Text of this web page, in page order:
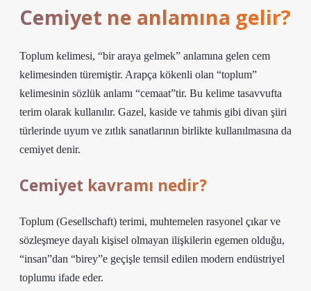
Cemiyet ne anlamına gelir?
Toplum kelimesi, “bir araya gelmek” anlamına gelen cem
kelimesinden türemiştir. Arapça kökenli olan “toplum”
kelimesinin sözlük anlamı “cemaat”tir. Bu kelime tasavvufta
terim olarak kullanılır. Gazel, kaside ve tahmis gibi divan şiiri
türlerinde uyum ve zıtlık sanatlarının birlikte kullanılmasına da
cemiyet denir.
Cemiyet kavramı nedir?
Toplum (Gesellschaft) terimi, muhtemelen rasyonel çıkar ve
sözleşmeye dayalı kişisel olmayan ilişkilerin egemen olduğu,
“insan”dan “birey”e geçişle temsil edilen modern endüstriyel
toplumu ifade eder.